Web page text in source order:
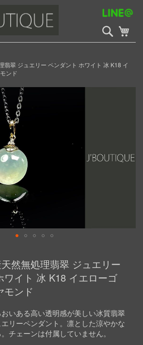
検
索
開
翡翠 ジュエリー ペンダント ホワイト 冰 K18 イ
ンド
然無処理翡翠 ジュエリー
ワイト 冰 K18 イエローゴ
モンド
いある高い透明感が美しい冰質翡翠
リーペンダント。凛とした涼やかな
チェーンは付属していません。